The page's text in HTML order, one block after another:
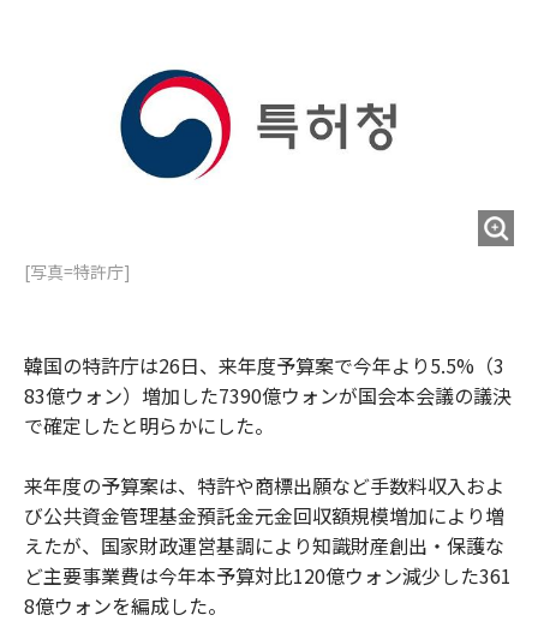
[写真=特許庁]
韓国の特許庁は26日、来年度予算案で今年より5.5%（3
83億ウォン）増加した7390億ウォンが国会本会議の議決
で確定したと明らかにした。
来年度の予算案は、特許や商標出願など手数料収入およ
び公共資金管理基金預託金元金回収額規模増加により増
えたが、国家財政運営基調により知識財産創出・保護な
ど主要事業費は今年本予算対比120億ウォン減少した361
8億ウォンを編成した。